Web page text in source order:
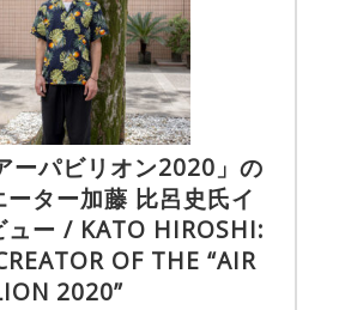
ーパビリオン2020」の
ーター加藤 比呂史氏イ
ュー / KATO HIROSHI:
OF THE “AIR
2020”